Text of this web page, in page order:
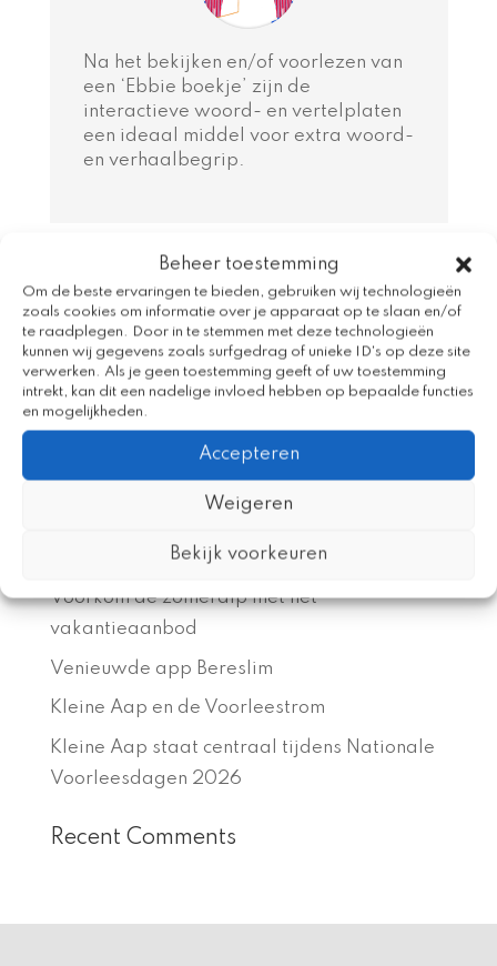
Beheer toestemming
Om de beste ervaringen te bieden, gebruiken wij technologieën
zoals cookies om informatie over je apparaat op te slaan en/of
te raadplegen. Door in te stemmen met deze technologieën
kunnen wij gegevens zoals surfgedrag of unieke ID's op deze site
verwerken. Als je geen toestemming geeft of uw toestemming
intrekt, kan dit een nadelige invloed hebben op bepaalde functies
en mogelijkheden.
Accepteren
Weigeren
Bekijk voorkeuren
Na het bekijken en/of voorlezen van
een ‘Ebbie boekje’ zijn de
interactieve woord- en vertelplaten
een ideaal middel voor extra woord-
en verhaalbegrip.
Spelweek Beijum
Voorkom de zomerdip met het
vakantieaanbod
Venieuwde app Bereslim
Kleine Aap en de Voorleestrom
Kleine Aap staat centraal tijdens Nationale
Voorleesdagen 2026
Recent Comments